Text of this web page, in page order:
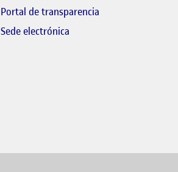
Portal de transparencia
Sede electrónica